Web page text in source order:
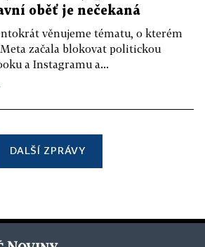
oběť je nečekaná
věnujeme tématu, o kterém
začala blokovat politickou
a Instagramu a...
DALŠÍ ZPRÁVY